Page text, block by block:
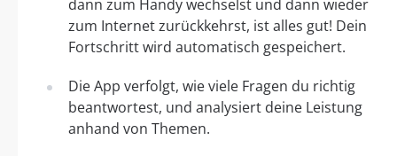
dann zum Handy wechselst und dann wieder
zum Internet zurückkehrst, ist alles gut! Dein
Fortschritt wird automatisch gespeichert.
Die App verfolgt, wie viele Fragen du richtig
beantwortest, und analysiert deine Leistung
anhand von Themen.